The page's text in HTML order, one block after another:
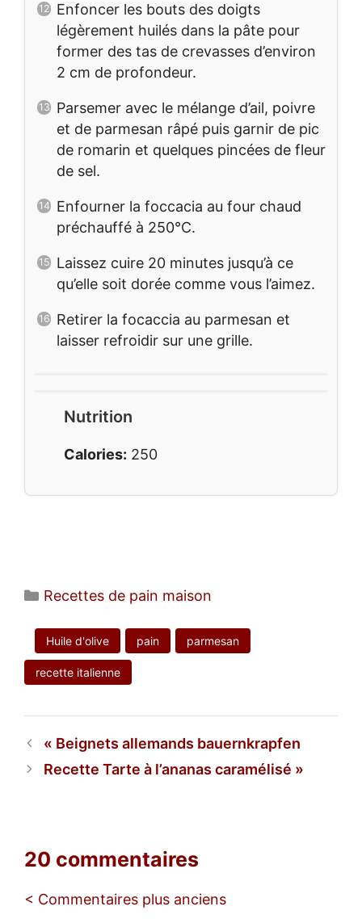
Enfoncer les bouts des doigts
légèrement huilés dans la pâte pour
former des tas de crevasses d’environ
2 cm de profondeur.
Parsemer avec le mélange d’ail, poivre
et de parmesan râpé puis garnir de pic
de romarin et quelques pincées de fleur
de sel.
Enfourner la foccacia au four chaud
préchauffé à 250°C.
Laissez cuire 20 minutes jusqu’à ce
qu’elle soit dorée comme vous l’aimez.
Retirer la focaccia au parmesan et
laisser refroidir sur une grille.
Nutrition
Calories: 250
Catégories
Recettes de pain maison
Huile d'olive pain parmesan
recette italienne
Beignets allemands bauernkrapfen
Recette Tarte à l’ananas caramélisé
20 commentaires
Navigation
< Commentaires plus anciens